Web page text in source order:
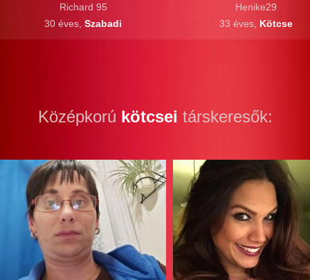
Henike29
33 éves, Kötcse
Richard 95
30 éves, Szabadi
Középkorú kötcsei társkeresők: